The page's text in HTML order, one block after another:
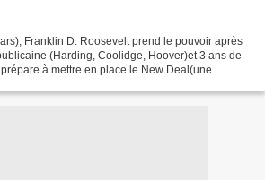
Franklin D. Roosevelt prend le pouvoir après
(Harding, Coolidge, Hoover)et 3 ans de
à mettre en place le New Deal(une